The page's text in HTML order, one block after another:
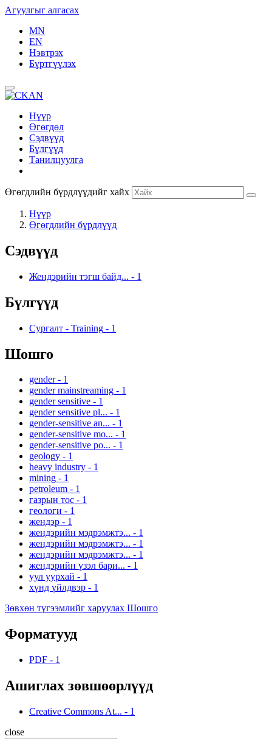
Агуулгыг алгасах
MN
EN
Нэвтрэх
Бүртгүүлэх
Нүүр
Өгөгдөл
Сэдвүүд
Бүлгүүд
Танилцуулга
Өгөгдлийн бүрдлүүдийг хайх
Нүүр
Өгөгдлийн бүрдлүүд
Сэдвүүд
Жендэрийн тэгш байд... - 1
Бүлгүүд
Сургалт - Training - 1
Шошго
gender - 1
gender mainstreaming - 1
gender sensitive - 1
gender sensitive pl... - 1
gender-sensitive an... - 1
gender-sensitive mo... - 1
gender-sensitive po... - 1
geology - 1
heavy industry - 1
mining - 1
petroleum - 1
газрын тос - 1
геологи - 1
жендэр - 1
жендэрийн мэдрэмжтэ... - 1
жендэрийн мэдрэмжтэ... - 1
жендэрийн мэдрэмжтэ... - 1
жендэрийн үзэл бари... - 1
уул уурхай - 1
хүнд үйлдвэр - 1
Зөвхөн түгээмлийг харуулах Шошго
Форматууд
PDF - 1
Ашиглах зөвшөөрлүүд
Creative Commons At... - 1
close